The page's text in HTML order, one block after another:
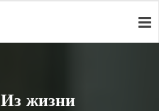
Из жизни